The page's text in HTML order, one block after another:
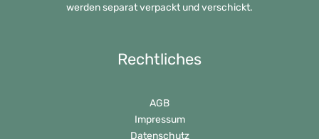
werden separat verpackt und verschickt.
Rechtliches
AGB
Impressum
Datenschutz